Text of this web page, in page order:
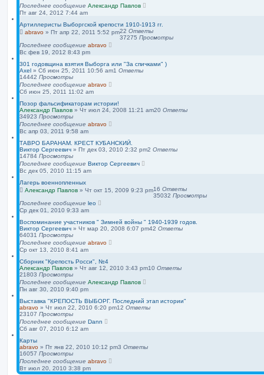
Последнее сообщение Александр Павлов
Пт авг 24, 2012 7:44 am
Артиллеристы Выборгской крепости 1910-1913 гг.
abravo » Пт апр 22, 2011 5:52 pm22 Ответы
37275 Просмотры
Последнее сообщение abravo
Вс фев 19, 2012 8:43 pm
301 годовщина взятия Выборга или "За спичками" )
Axel » Сб июн 25, 2011 10:56 am1 Ответы
14442 Просмотры
Последнее сообщение abravo
Сб июн 25, 2011 11:02 am
Позор фальсификаторам истории!
Александр Павлов » Чт июл 24, 2008 11:21 am20 Ответы
34923 Просмотры
Последнее сообщение abravo
Вс апр 03, 2011 9:58 am
ТАВРО БАРАНАМ. КРЕСТ КУБАНСКИЙ.
Виктор Сергеевич » Пт дек 03, 2010 2:32 pm2 Ответы
14784 Просмотры
Последнее сообщение Виктор Сергеевич
Вс дек 05, 2010 11:15 am
Лагерь военнопленных
Александр Павлов » Чт окт 15, 2009 9:23 pm16 Ответы
35032 Просмотры
Последнее сообщение leo
Ср дек 01, 2010 9:33 am
Воспоминание участников " Зимней войны " 1940-1939 годов.
Виктор Сергеевич » Чт мар 20, 2008 6:07 pm42 Ответы
64031 Просмотры
Последнее сообщение abravo
Ср окт 13, 2010 8:41 am
Сборник "Крепость Росси", №4
Александр Павлов » Чт авг 12, 2010 3:43 pm10 Ответы
21803 Просмотры
Последнее сообщение Александр Павлов
Пн авг 30, 2010 9:40 pm
Выставка "КРЕПОСТЬ ВЫБОРГ. Последний этап истории"
abravo » Чт июл 22, 2010 6:20 pm12 Ответы
23107 Просмотры
Последнее сообщение Dann
Сб авг 07, 2010 6:12 am
Карты
abravo » Пт янв 22, 2010 10:12 pm3 Ответы
16057 Просмотры
Последнее сообщение abravo
Вт июл 20, 2010 3:38 pm